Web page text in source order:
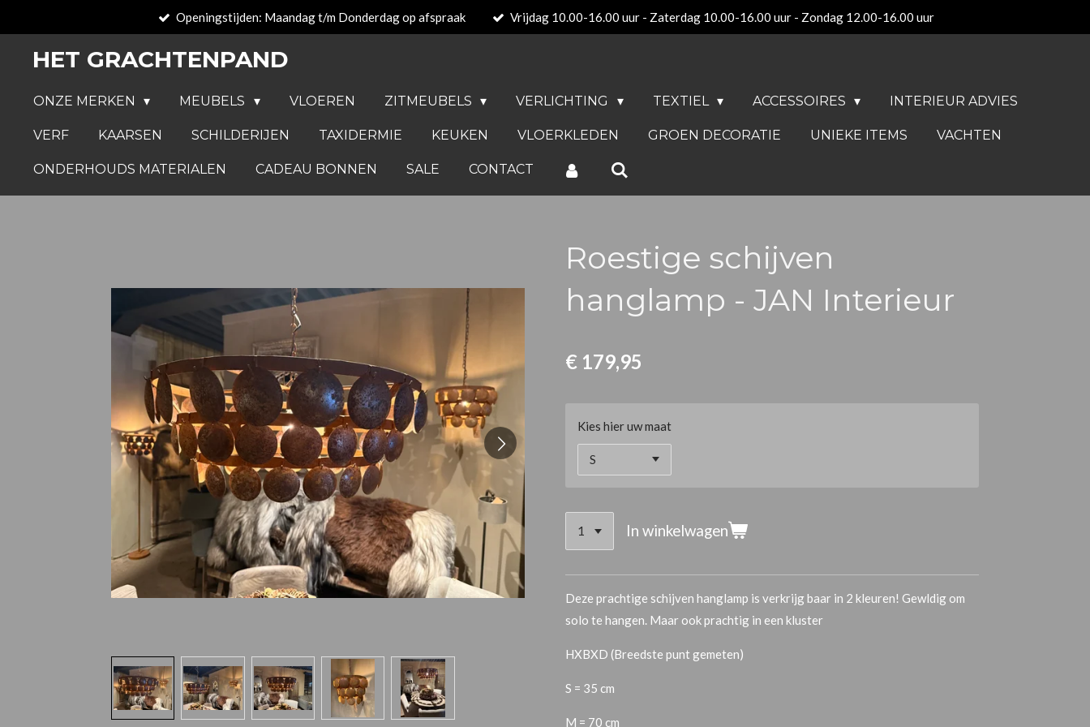
hoofdinhoud
Openingstijden: Maandag t/m Donderdag op afspraak Vrijdag 10.00-16.00 uur - Zaterdag 10.00-16.00 uur - Zondag 12.00-16.00 uur
HET GRACHTENPAND
ONZE MERKEN MEUBELS VLOEREN ZITMEUBELS VERLICHTING TEXTIEL ACCESSOIRES INTERIEUR ADVIES
VERF KAARSEN SCHILDERIJEN TAXIDERMIE KEUKEN VLOERKLEDEN GROEN DECORATIE UNIEKE ITEMS VACHTEN
ONDERHOUDS MATERIALEN CADEAU BONNEN SALE CONTACT
Roestige schijven
hanglamp - JAN Interieur
€ 179,95
Kies hier uw maat
In winkelwagen
Deze prachtige schijven hanglamp is verkrijg baar in 2 kleuren! Gewldig om
solo te hangen. Maar ook prachtig in een kluster
HXBXD (Breedste punt gemeten)
S = 35 cm
M = 70 cm